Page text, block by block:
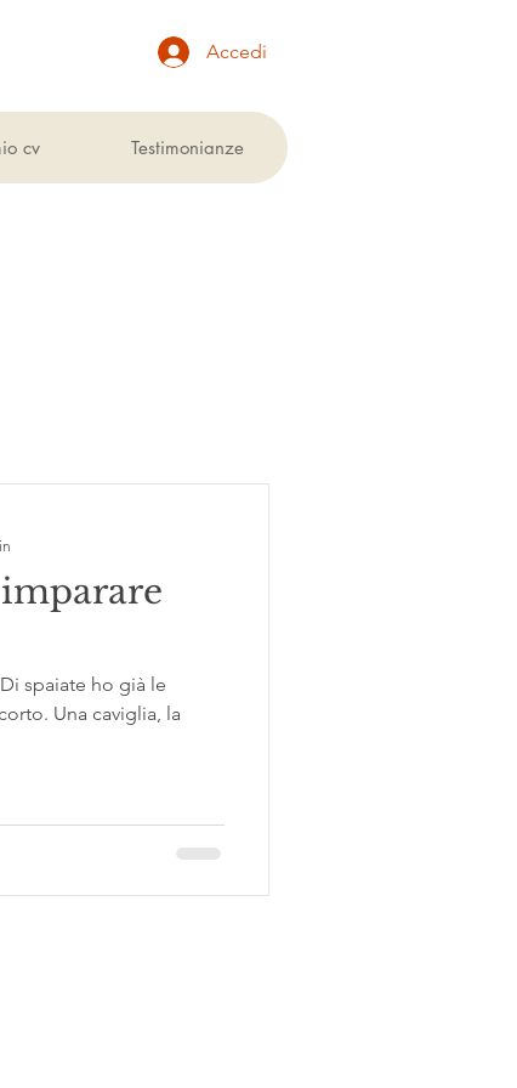
Accedi
cv Testimonianze
spaiate ho già le
Una caviglia, la